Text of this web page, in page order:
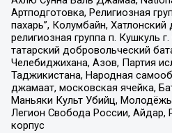
Артподготовка, Религиозная
пахарь”, Колумбайн,
религиозная группа п. Кушкуль
татарский добровольческий
Челебиджихана, Азов, Партия
Таджикистана, Народная
джамаат, московская ячейка,
Маньяки Культ Убийц,
Легион Свобода России, Айдар,
корпус